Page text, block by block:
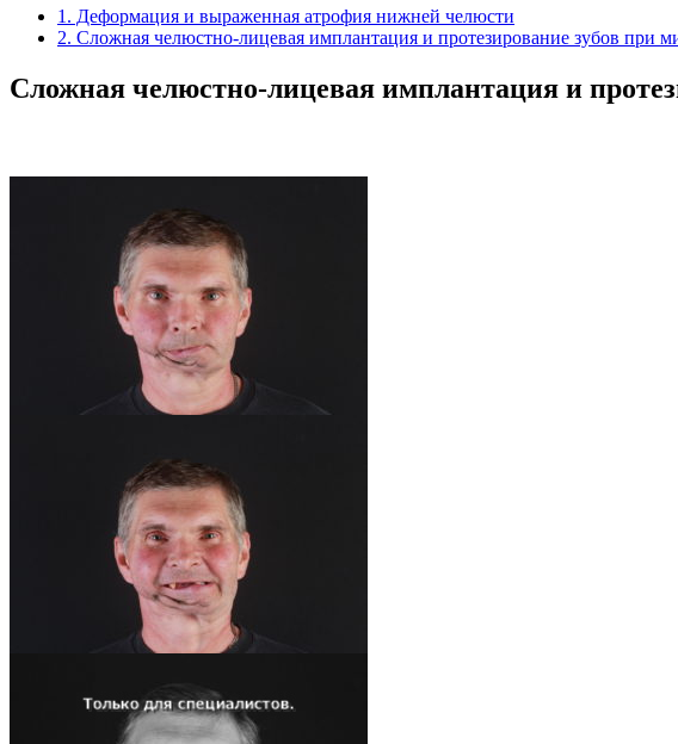
1. Деформация и выраженная атрофия нижней челюсти
2. Сложная челюстно-лицевая имплантация и протезирование зубов при
Сложная челюстно-лицевая имплантация и